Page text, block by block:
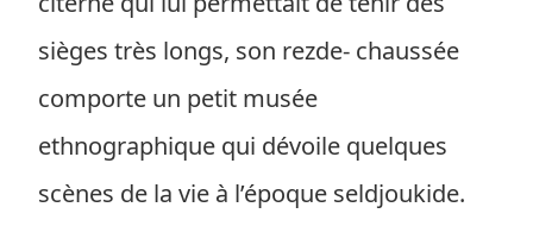
sièges très longs, son rezde- chaussée
comporte un petit musée
ethnographique qui dévoile quelques
scènes de la vie à l’époque seldjoukide.